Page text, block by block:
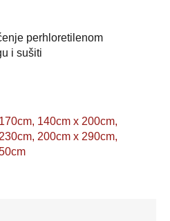
perhloretilenom
i sušiti
140cm x 200cm,
200cm x 290cm,